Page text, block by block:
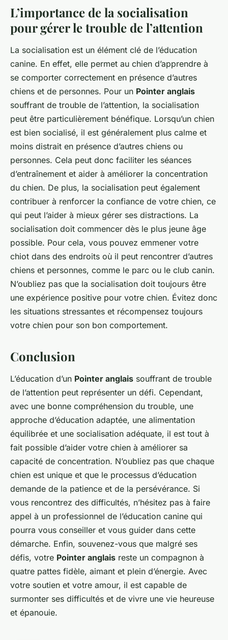
L’importance de la socialisation
pour gérer le trouble de l’attention
La socialisation est un élément clé de l’éducation
canine. En effet, elle permet au chien d’apprendre à
se comporter correctement en présence d’autres
chiens et de personnes. Pour un Pointer anglais
souffrant de trouble de l’attention, la socialisation
peut être particulièrement bénéfique. Lorsqu’un chien
est bien socialisé, il est généralement plus calme et
moins distrait en présence d’autres chiens ou
personnes. Cela peut donc faciliter les séances
d’entraînement et aider à améliorer la concentration
du chien. De plus, la socialisation peut également
contribuer à renforcer la confiance de votre chien, ce
qui peut l’aider à mieux gérer ses distractions. La
socialisation doit commencer dès le plus jeune âge
possible. Pour cela, vous pouvez emmener votre
chiot dans des endroits où il peut rencontrer d’autres
chiens et personnes, comme le parc ou le club canin.
N’oubliez pas que la socialisation doit toujours être
une expérience positive pour votre chien. Évitez donc
les situations stressantes et récompensez toujours
votre chien pour son bon comportement.
Conclusion
L’éducation d’un Pointer anglais souffrant de trouble
de l’attention peut représenter un défi. Cependant,
avec une bonne compréhension du trouble, une
approche d’éducation adaptée, une alimentation
équilibrée et une socialisation adéquate, il est tout à
fait possible d’aider votre chien à améliorer sa
capacité de concentration. N’oubliez pas que chaque
chien est unique et que le processus d’éducation
demande de la patience et de la persévérance. Si
vous rencontrez des difficultés, n’hésitez pas à faire
appel à un professionnel de l’éducation canine qui
pourra vous conseiller et vous guider dans cette
démarche. Enfin, souvenez-vous que malgré ses
défis, votre Pointer anglais reste un compagnon à
quatre pattes fidèle, aimant et plein d’énergie. Avec
votre soutien et votre amour, il est capable de
surmonter ses difficultés et de vivre une vie heureuse
et épanouie.